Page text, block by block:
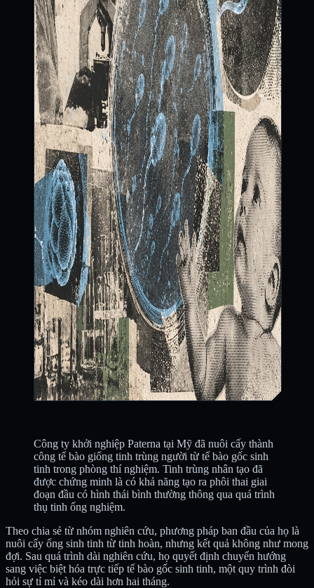
Công ty khởi nghiệp Paterna tại Mỹ đã nuôi cấy thành
công tế bào giống tinh trùng người từ tế bào gốc sinh
tinh trong phòng thí nghiệm. Tinh trùng nhân tạo đã
được chứng minh là có khả năng tạo ra phôi thai giai
đoạn đầu có hình thái bình thường thông qua quá trình
thụ tinh ống nghiệm.
Theo chia sẻ từ nhóm nghiên cứu, phương pháp ban đầu của họ là
nuôi cấy ống sinh tinh từ tinh hoàn, nhưng kết quả không như mong
đợi. Sau quá trình dài nghiên cứu, họ quyết định chuyển hướng
sang việc biệt hóa trực tiếp tế bào gốc sinh tinh, một quy trình đòi
hỏi sự tỉ mỉ và kéo dài hơn hai tháng.